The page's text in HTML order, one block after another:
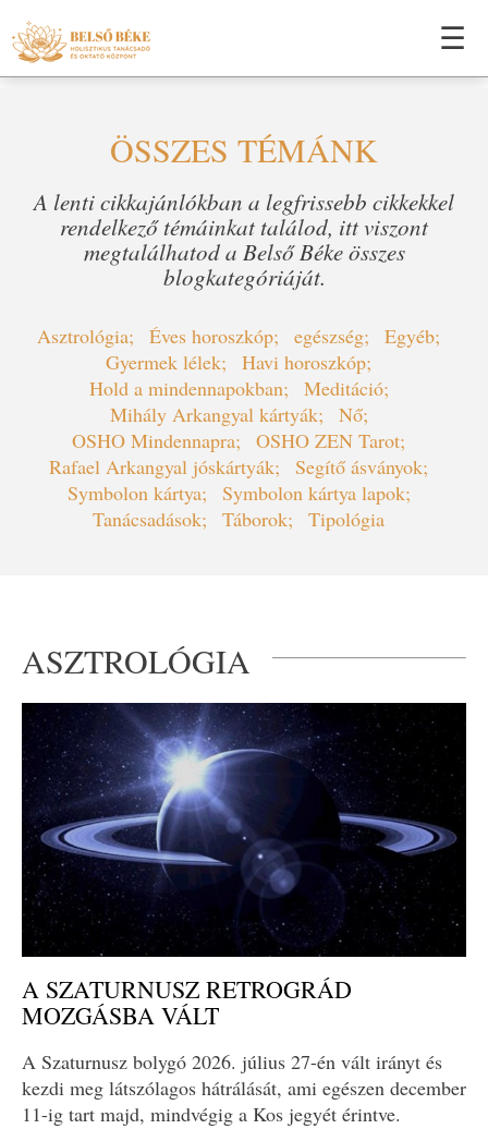
☰
ÖSSZES TÉMÁNK
A lenti cikkajánlókban a legfrissebb cikkekkel
rendelkező témáinkat találod, itt viszont
megtalálhatod a Belső Béke összes
blogkategóriáját.
Asztrológia Éves horoszkóp egészség
Egyéb
Gyermek lélek
Havi horoszkóp
Hold a mindennapokban
Meditáció
Mihály Arkangyal kártyák
Nő
OSHO Mindennapra
OSHO ZEN Tarot
Rafael Arkangyal jóskártyák
Segítő ásványok
Symbolon kártya
Symbolon kártya lapok
Tanácsadások
Táborok Tipológia
ASZTROLÓGIA
A SZATURNUSZ RETROGRÁD
MOZGÁSBA VÁLT
A Szaturnusz bolygó 2026. július 27-én vált irányt és
kezdi meg látszólagos hátrálását, ami egészen december
11-ig tart majd, mindvégig a Kos jegyét érintve.